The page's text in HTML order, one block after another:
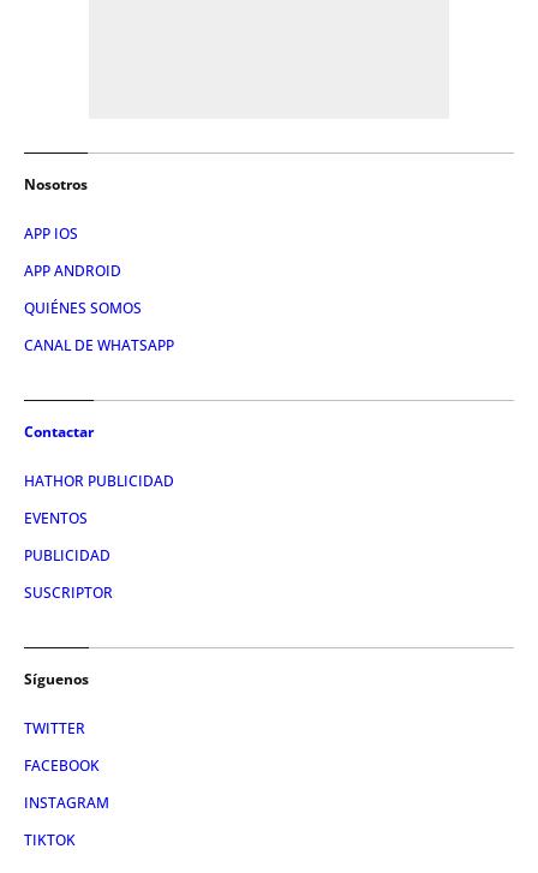
Nosotros
APP IOS
APP ANDROID
QUIÉNES SOMOS
CANAL DE WHATSAPP
Contactar
HATHOR PUBLICIDAD
EVENTOS
PUBLICIDAD
SUSCRIPTOR
Síguenos
TWITTER
FACEBOOK
INSTAGRAM
TIKTOK